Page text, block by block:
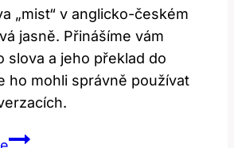
„mist“ v anglicko-českém
jasně. Přinášíme vám
slova a jeho překlad do
ho mohli správně používat
Co